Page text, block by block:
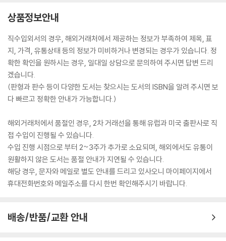
상품정보안내
직수입외서의 경우, 해외거래처에서 제공하는 정보가 부족하여 제목, 표
지, 가격, 유통상태 등의 정보가 미비하거나 변경되는 경우가 있습니다. 정
확한 확인을 원하시는 경우, 일대일 상담으로 문의하여 주시면 답변 드리
겠습니다.
(판형과 판수 등이 다양한 도서는 찾으시는 도서의 ISBN을 알려 주시면 보
다 빠르고 정확한 안내가 가능합니다.)
해외거래처에서 품절인 경우, 2차 거래선을 통해 유럽과 미국 출판사로 직
접 수입이 진행될 수 있습니다.
수입 진행 시점으로 부터 2~3주가 추가로 소요되며, 해외에서도 유통이
원활하지 않은 도서는 품절 안내가 지연될 수 있습니다.
해당 경우, 문자와 메일로 별도 안내를 드리고 있사오니 마이페이지에서
휴대전화번호와 메일주소를 다시 한번 확인해주시기 바랍니다.
배송/반품/교환 안내